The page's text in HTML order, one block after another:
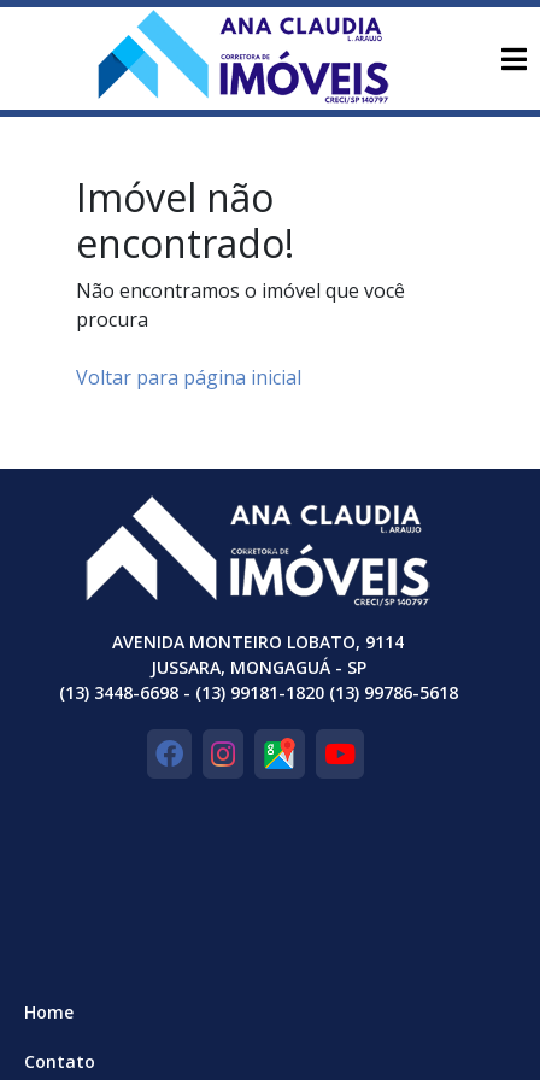
Imóvel não
encontrado!
Não encontramos o imóvel que você
procura
Voltar para página inicial
AVENIDA MONTEIRO LOBATO, 9114
JUSSARA, MONGAGUÁ - SP
(13) 3448-6698 - (13) 99181-1820 (13) 99786-5618
Home
Contato